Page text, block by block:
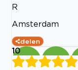
R
Amsterdam
delen
10